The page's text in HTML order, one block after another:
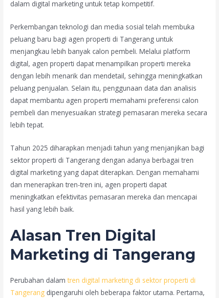
dalam digital marketing untuk tetap kompetitif.
Perkembangan teknologi dan media sosial telah membuka
peluang baru bagi agen properti di Tangerang untuk
menjangkau lebih banyak calon pembeli. Melalui platform
digital, agen properti dapat menampilkan properti mereka
dengan lebih menarik dan mendetail, sehingga meningkatkan
peluang penjualan. Selain itu, penggunaan data dan analisis
dapat membantu agen properti memahami preferensi calon
pembeli dan menyesuaikan strategi pemasaran mereka secara
lebih tepat.
Tahun 2025 diharapkan menjadi tahun yang menjanjikan bagi
sektor properti di Tangerang dengan adanya berbagai tren
digital marketing yang dapat diterapkan. Dengan memahami
dan menerapkan tren-tren ini, agen properti dapat
meningkatkan efektivitas pemasaran mereka dan mencapai
hasil yang lebih baik.
Alasan Tren Digital
Marketing di Tangerang
Perubahan dalamtren digital marketing di sektor properti di
Tangerang dipengaruhi oleh beberapa faktor utama. Pertama,